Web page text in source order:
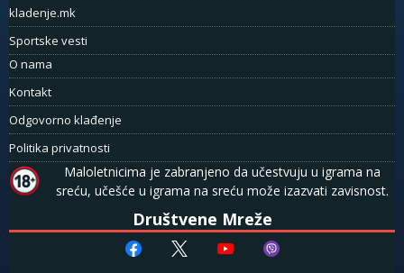
kladenje.mk
Sportske vesti
O nama
Kontakt
Odgovorno klađenje
Politika privatnosti
Maloletnicima je zabranjeno da učestvuju u igrama na
sreću, učešće u igrama na sreću može izazvati zavisnost.
Društvene Mreže